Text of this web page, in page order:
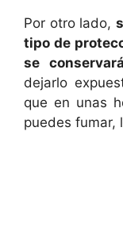
Por otro lado,
tipo de
se
dejarlo
que en unas
puedes fumar,